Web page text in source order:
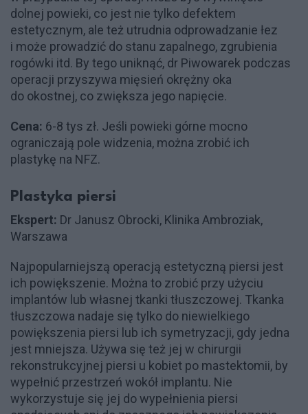
dolnej powieki, co jest nie tylko defektem
estetycznym, ale też utrudnia odprowadzanie łez
i może prowadzić do stanu zapalnego, zgrubienia
rogówki itd. By tego uniknąć, dr Piwowarek podczas
operacji przyszywa mięsień okrężny oka
do okostnej, co zwiększa jego napięcie.
Cena: 6-8 tys zł. Jeśli powieki górne mocno
ograniczają pole widzenia, można zrobić ich
plastykę na NFZ.
Plastyka piersi
Ekspert: Dr Janusz Obrocki, Klinika Ambroziak,
Warszawa
Najpopularniejszą operacją estetyczną piersi jest
ich powiększenie. Można to zrobić przy użyciu
implantów lub własnej tkanki tłuszczowej. Tkanka
tłuszczowa nadaje się tylko do niewielkiego
powiększenia piersi lub ich symetryzacji, gdy jedna
jest mniejsza. Używa się też jej w chirurgii
rekonstrukcyjnej piersi u kobiet po mastektomii, by
wypełnić przestrzeń wokół implantu. Nie
wykorzystuje się jej do wypełnienia piersi